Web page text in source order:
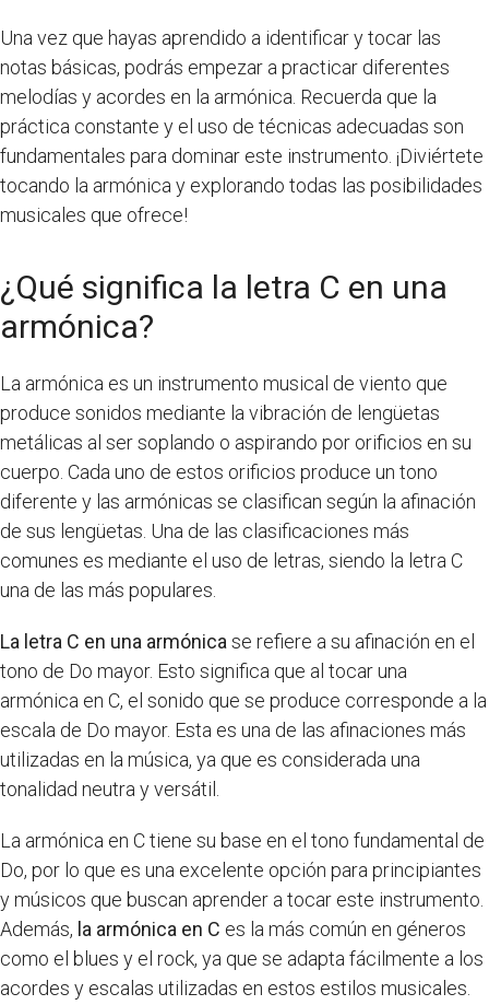
Una vez que hayas aprendido a identificar y tocar las
notas básicas, podrás empezar a practicar diferentes
melodías y acordes en la armónica. Recuerda que la
práctica constante y el uso de técnicas adecuadas son
fundamentales para dominar este instrumento. ¡Diviértete
tocando la armónica y explorando todas las posibilidades
musicales que ofrece!
¿Qué significa la letra C en una
armónica?
La armónica es un instrumento musical de viento que
produce sonidos mediante la vibración de lengüetas
metálicas al ser soplando o aspirando por orificios en su
cuerpo. Cada uno de estos orificios produce un tono
diferente y las armónicas se clasifican según la afinación
de sus lengüetas. Una de las clasificaciones más
comunes es mediante el uso de letras, siendo la letra C
una de las más populares.
La letra C en una armónica se refiere a su afinación en el
tono de Do mayor. Esto significa que al tocar una
armónica en C, el sonido que se produce corresponde a la
escala de Do mayor. Esta es una de las afinaciones más
utilizadas en la música, ya que es considerada una
tonalidad neutra y versátil.
La armónica en C tiene su base en el tono fundamental de
Do, por lo que es una excelente opción para principiantes
y músicos que buscan aprender a tocar este instrumento.
Además, la armónica en C es la más común en géneros
como el blues y el rock, ya que se adapta fácilmente a los
acordes y escalas utilizadas en estos estilos musicales.